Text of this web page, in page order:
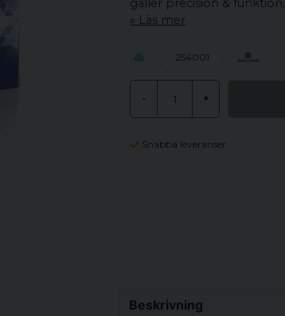
gäller precision & funktion.
Läs mer
254001
- +
Snabba leveranser
Beskrivning